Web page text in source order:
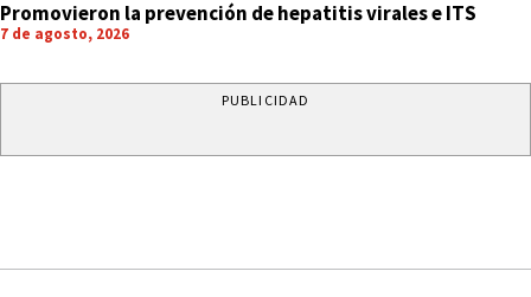
Promovieron la prevención de hepatitis virales e ITS
7 de agosto, 2026
PUBLICIDAD